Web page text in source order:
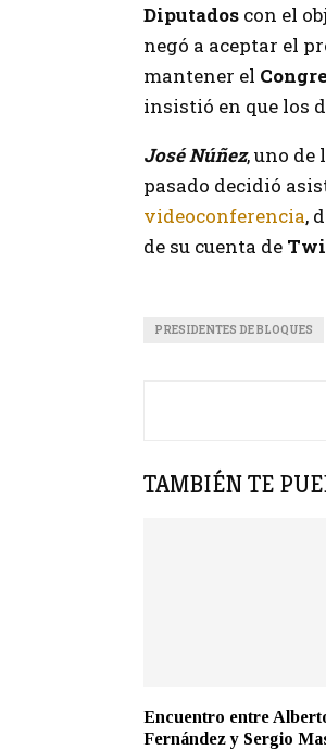
Diputados con el
negó a aceptar el
mantener el
insistió en que los
José Núñez, uno de
pasado decidió
videoconferencia,
de su cuenta de
PRESIDENTES DE BLOQUES
TAMBIÉN TE
Encuentro entre
Fernández y Sergio